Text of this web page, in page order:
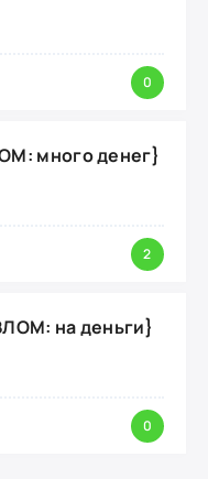
0
много денег}
2
на деньги}
0